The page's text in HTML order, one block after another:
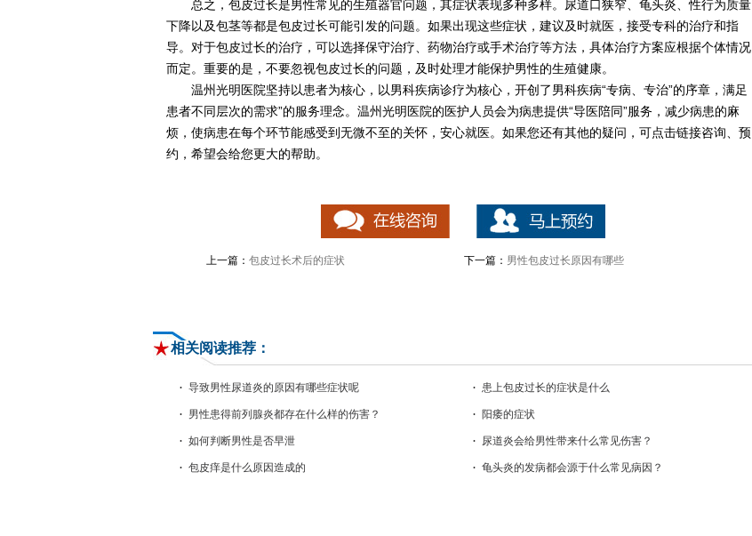
总之，包皮过长是男性常见的生殖器官问题，其症状表现多种多样。尿道口狭窄、龟头炎、性行为质量
下降以及包茎等都是包皮过长可能引发的问题。如果出现这些症状，建议及时就医，接受专科的治疗和指
导。对于包皮过长的治疗，可以选择保守治疗、药物治疗或手术治疗等方法，具体治疗方案应根据个体情况
而定。重要的是，不要忽视包皮过长的问题，及时处理才能保护男性的生殖健康。
温州光明医院坚持以患者为核心，以男科疾病诊疗为核心，开创了男科疾病“专病、专治”的序章，满足
患者不同层次的需求”的服务理念。温州光明医院的医护人员会为病患提供“导医陪同”服务，减少病患的麻
烦，使病患在每个环节能感受到无微不至的关怀，安心就医。如果您还有其他的疑问，可点击链接咨询、预
约，希望会给您更大的帮助。
上一篇： 包皮过长术后的症状 下一篇： 男性包皮过长原因有哪些
相关阅读推荐：
导致男性尿道炎的原因有哪些症状呢 患上包皮过长的症状是什么
男性患得前列腺炎都存在什么样的伤害？ 阳痿的症状
如何判断男性是否早泄 尿道炎会给男性带来什么常见伤害？
包皮痒是什么原因造成的 龟头炎的发病都会源于什么常见病因？